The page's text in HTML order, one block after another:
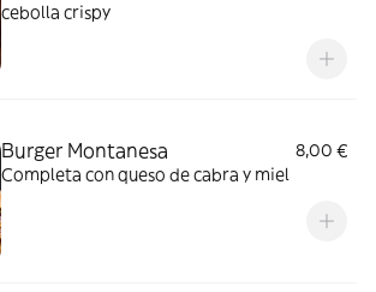
cebolla crispy
Burger Montanesa
8,00 €
Completa con queso de cabra y miel